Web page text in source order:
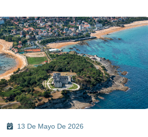
13 De Mayo De 2026